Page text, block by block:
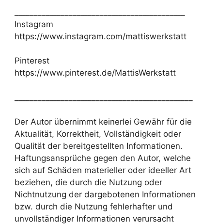
Instagram
https://www.instagram.com/mattiswerkstatt
Pinterest
https://www.pinterest.de/MattisWerkstatt
Der Autor übernimmt keinerlei Gewähr für die
Aktualität, Korrektheit, Vollständigkeit oder
Qualität der bereitgestellten Informationen.
Haftungsansprüche gegen den Autor, welche
sich auf Schäden materieller oder ideeller Art
beziehen, die durch die Nutzung oder
Nichtnutzung der dargebotenen Informationen
bzw. durch die Nutzung fehlerhafter und
unvollständiger Informationen verursacht